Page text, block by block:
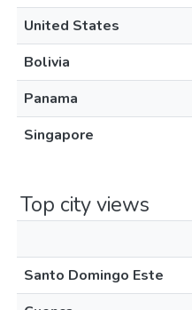
United States
Bolivia
Panama
Singapore
Top city views
Santo Domingo Este